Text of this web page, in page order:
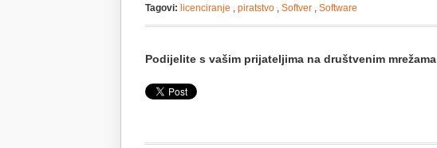
Tagovi: licenciranje , piratstvo , Softver , Software
Podijelite s vašim prijateljima na društvenim mrežama